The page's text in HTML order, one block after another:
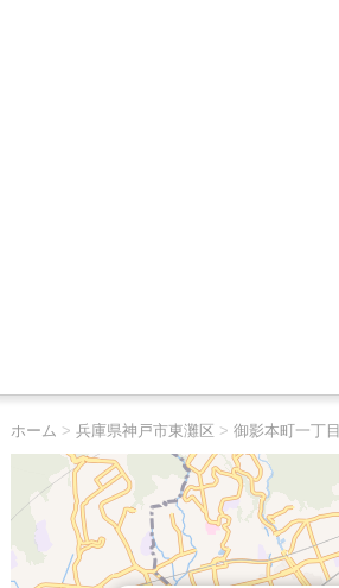
ホーム > 兵庫県神戸市東灘区 > 御影本町一丁目